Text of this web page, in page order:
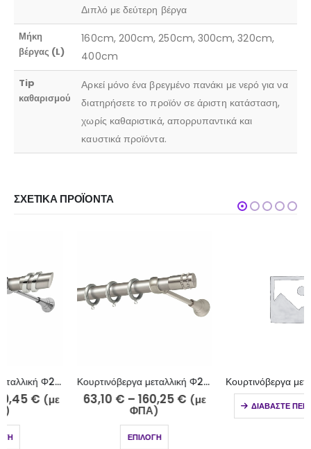
Διπλό με δεύτερη βέργα
Μήκη
βέργας (L)
160cm, 200cm, 250cm, 300cm, 320cm,
400cm
Tip
καθαρισμού
Αρκεί μόνο ένα βρεγμένο πανάκι με νερό για να
διατηρήσετε το προϊόν σε άριστη κατάσταση,
χωρίς καθαριστικά, απορρυπαντικά και
καυστικά προϊόντα.
ΣΧΕΤΙΚΆ ΠΡΟΪΌΝΤΑ
Κουρτινόβεργα μεταλλική Φ25 νίκελ ματ-strass Λέσβος Κ35-2510-18
63,10€ 160,25 € (με
Κουρτινόβεργα μεταλλική Φ25 Ρόδος νίκελ ματ-strass K29-2510-5-18
ΔΙΑΒΆΣΤΕ ΠΕΡΙΣΣΌΤΕΡΑ